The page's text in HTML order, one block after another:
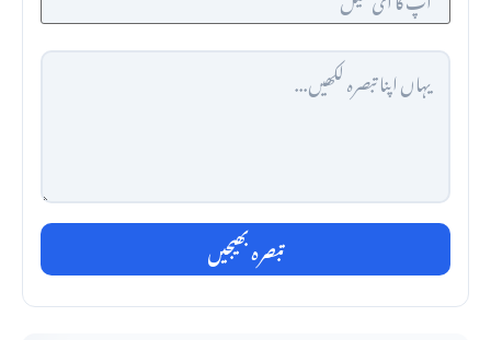
تبصرہ بھیجیں